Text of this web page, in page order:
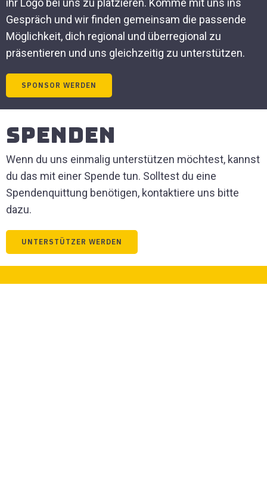
Gespräch und wir finden gemeinsam die passende
Möglichkeit, dich regional und überregional zu
präsentieren und uns gleichzeitig zu unterstützen.
SPONSOR WERDEN
Spenden
Wenn du uns einmalig unterstützen möchtest, kannst
du das mit einer Spende tun. Solltest du eine
Spendenquittung benötigen, kontaktiere uns bitte
dazu.
UNTERSTÜTZER WERDEN